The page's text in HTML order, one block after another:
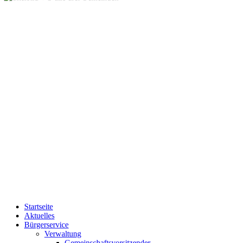
Startseite
Aktuelles
Bürgerservice
Verwaltung